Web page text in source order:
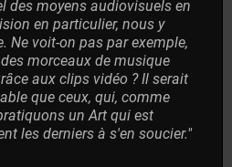
des moyens audiovisuels en
en particulier, nous y
Ne voit-on pas par exemple,
morceaux de musique
aux clips vidéo ? Il serait
que ceux, qui, comme
un Art qui est
les derniers à s'en soucier."